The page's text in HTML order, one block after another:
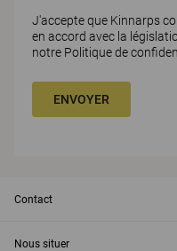
J'accepte que Kinnarps
en accord avec la
notre Politique de
ENVOYER
Contact
Nous situer